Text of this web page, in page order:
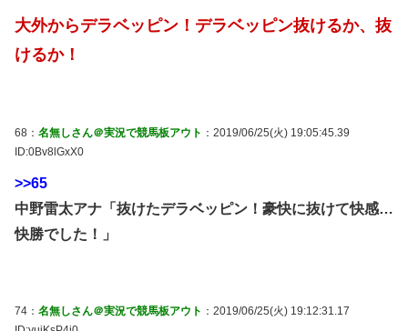
大外からデラベッピン！デラベッピン抜けるか、抜
けるか！
68： 名無しさん＠実況で競馬板アウト ：2019/06/25(火) 19:05:45.39
ID:0Bv8lGxX0
>>65
中野雷太アナ「抜けたデラベッピン！豪快に抜けて快感…
快勝でした！」
74： 名無しさん＠実況で競馬板アウト ：2019/06/25(火) 19:12:31.17